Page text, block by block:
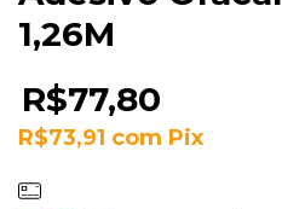
1,26M
R$77,80
R$73,91 com Pix